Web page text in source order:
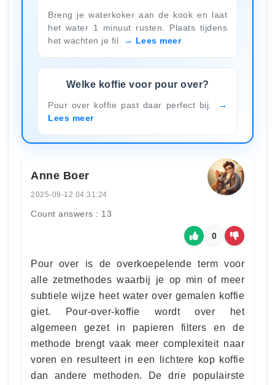
Breng je waterkoker aan de kook en laat
het water 1 minuut rusten. Plaats tijdens
het wachten je fil
Lees meer
Welke koffie voor pour over?
Pour over koffie past daar perfect bij.
Lees meer
Anne Boer
2025-09-12 04:31:24
Count answers : 13
0
Pour over is de overkoepelende term voor
alle zetmethodes waarbij je op min of meer
subtiele wijze heet water over gemalen koffie
giet. Pour-over-koffie wordt over het
algemeen gezet in papieren filters en de
methode brengt vaak meer complexiteit naar
voren en resulteert in een lichtere kop koffie
dan andere methoden. De drie populairste